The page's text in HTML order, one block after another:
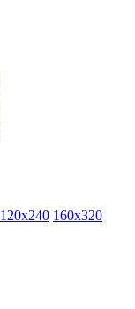
120x240 160x320